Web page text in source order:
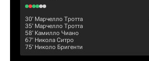
30‎’‎ Марчелло Тротта
35‎’‎ Марчелло Тротта
58‎’‎ Камилло Чиано
67‎’‎ Никола Ситро
75‎’‎ Николо Бригенти